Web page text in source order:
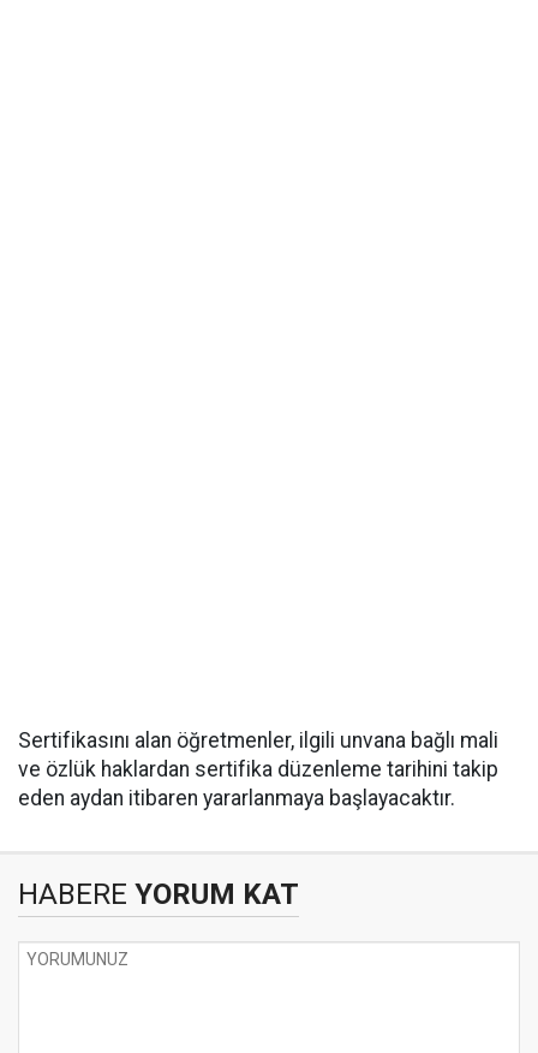
Sertifikasını alan öğretmenler, ilgili unvana bağlı mali
ve özlük haklardan sertifika düzenleme tarihini takip
eden aydan itibaren yararlanmaya başlayacaktır.
HABERE YORUM KAT